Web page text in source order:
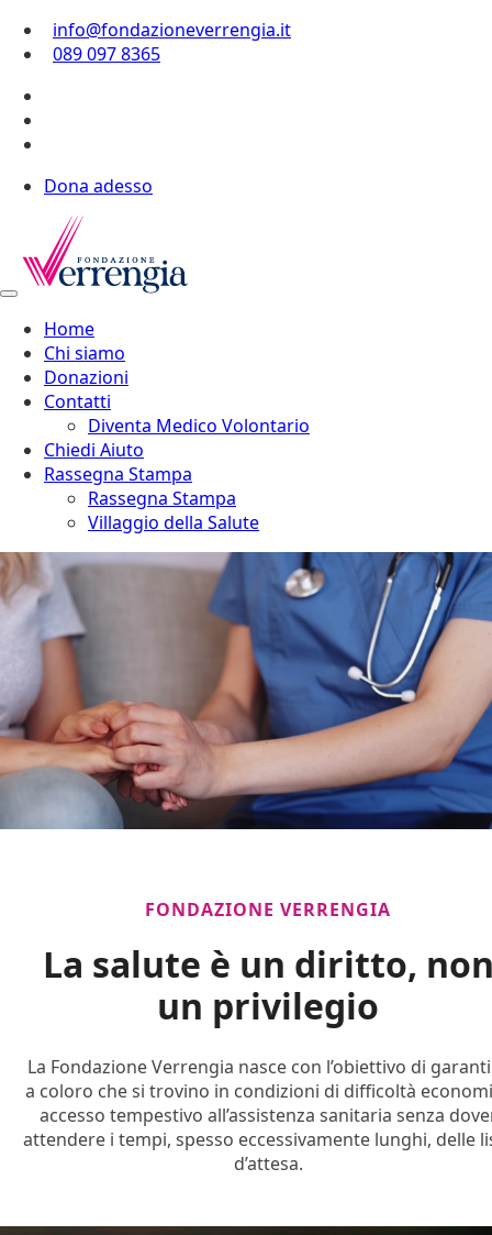
info@fondazioneverrengia.it
089 097 8365
Dona adesso
Home
Chi siamo
Donazioni
Contatti
Diventa Medico Volontario
Chiedi Aiuto
Rassegna Stampa
Rassegna Stampa
Villaggio della Salute
FONDAZIONE VERRENGIA
La salute è un diritto,
un privilegio
La Fondazione Verrengia nasce con l’obiettivo di
a coloro che si trovino in condizioni di difficoltà
accesso tempestivo all’assistenza sanitaria senza
attendere i tempi, spesso eccessivamente lunghi, delle
d’attesa.